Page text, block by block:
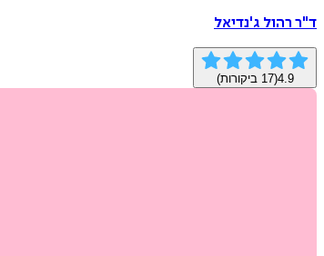
ד"ר רהול ג'נדיאל
4.9
(
17 ביקורות)